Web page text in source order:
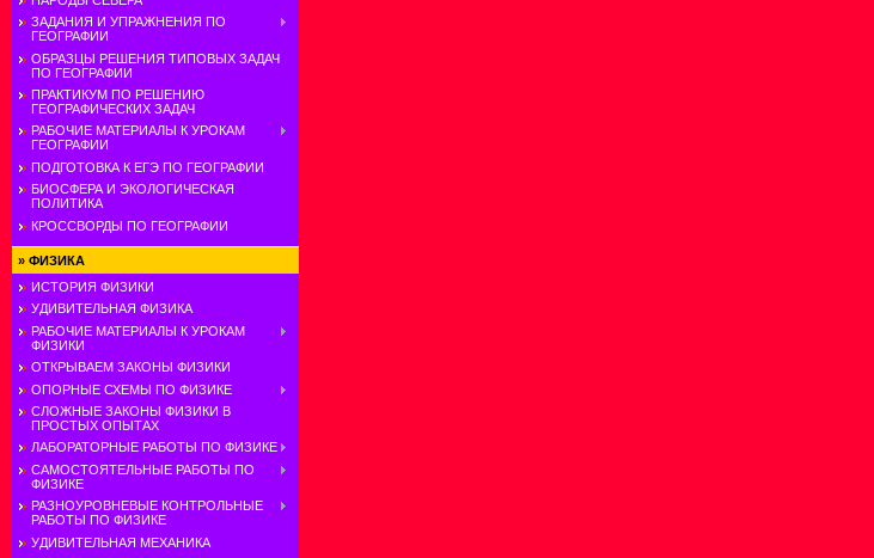
ЗАДАНИЯ И УПРАЖНЕНИЯ ПО
ГЕОГРАФИИ
ОБРАЗЦЫ РЕШЕНИЯ ТИПОВЫХ ЗАДАЧ
ПО ГЕОГРАФИИ
ПРАКТИКУМ ПО РЕШЕНИЮ
ГЕОГРАФИЧЕСКИХ ЗАДАЧ
РАБОЧИЕ МАТЕРИАЛЫ К УРОКАМ
ГЕОГРАФИИ
ПОДГОТОВКА К ЕГЭ ПО ГЕОГРАФИИ
БИОСФЕРА И ЭКОЛОГИЧЕСКАЯ
ПОЛИТИКА
КРОССВОРДЫ ПО ГЕОГРАФИИ
» ФИЗИКА
ИСТОРИЯ ФИЗИКИ
УДИВИТЕЛЬНАЯ ФИЗИКА
РАБОЧИЕ МАТЕРИАЛЫ К УРОКАМ
ФИЗИКИ
ОТКРЫВАЕМ ЗАКОНЫ ФИЗИКИ
ОПОРНЫЕ СХЕМЫ ПО ФИЗИКЕ
СЛОЖНЫЕ ЗАКОНЫ ФИЗИКИ В
ПРОСТЫХ ОПЫТАХ
ЛАБОРАТОРНЫЕ РАБОТЫ ПО ФИЗИКЕ
САМОСТОЯТЕЛЬНЫЕ РАБОТЫ ПО
ФИЗИКЕ
РАЗНОУРОВНЕВЫЕ КОНТРОЛЬНЫЕ
РАБОТЫ ПО ФИЗИКЕ
УДИВИТЕЛЬНАЯ МЕХАНИКА